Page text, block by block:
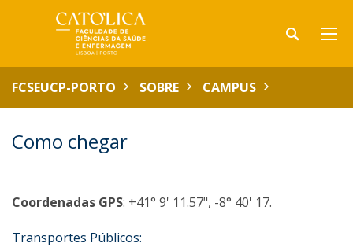
FCSEUCP-PORTO SOBRE CAMPUS
Como chegar
Coordenadas GPS: +41° 9' 11.57", -8° 40' 17.
Transportes Públicos: